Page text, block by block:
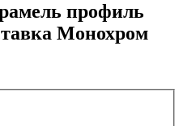
профиль
Монохром